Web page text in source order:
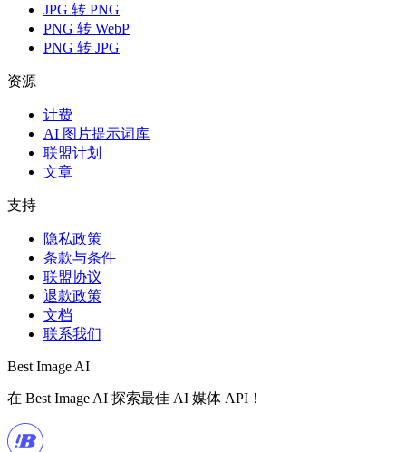
JPG 转 PNG
PNG 转 WebP
PNG 转 JPG
资源
计费
AI 图片提示词库
联盟计划
文章
支持
隐私政策
条款与条件
联盟协议
退款政策
文档
联系我们
Best Image AI
在 Best Image AI 探索最佳 AI 媒体 API！